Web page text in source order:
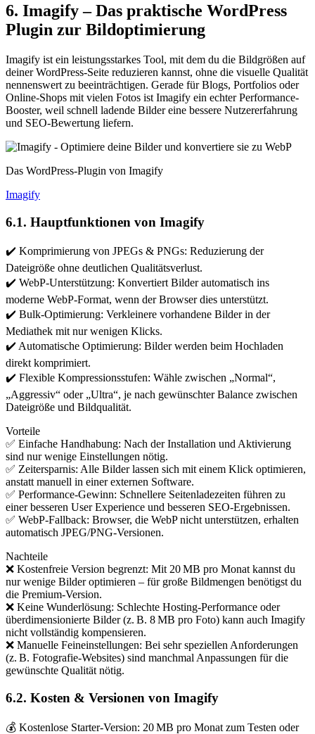
6. Imagify – Das praktische WordPress
Plugin zur Bildoptimierung
Imagify ist ein leistungsstarkes Tool, mit dem du die Bildgrößen auf
deiner WordPress-Seite reduzieren kannst, ohne die visuelle Qualität
nennenswert zu beeinträchtigen. Gerade für Blogs, Portfolios oder
Online-Shops mit vielen Fotos ist Imagify ein echter Performance-
Booster, weil schnell ladende Bilder eine bessere Nutzererfahrung
und SEO-Bewertung liefern.
Das WordPress-Plugin von Imagify
Imagify
6.1. Hauptfunktionen von Imagify
✔️ Komprimierung von JPEGs & PNGs: Reduzierung der
Dateigröße ohne deutlichen Qualitätsverlust.
✔️ WebP-Unterstützung: Konvertiert Bilder automatisch ins
moderne WebP-Format, wenn der Browser dies unterstützt.
✔️ Bulk-Optimierung: Verkleinere vorhandene Bilder in der
Mediathek mit nur wenigen Klicks.
✔️ Automatische Optimierung: Bilder werden beim Hochladen
direkt komprimiert.
✔️ Flexible Kompressionsstufen: Wähle zwischen „Normal“,
„Aggressiv“ oder „Ultra“, je nach gewünschter Balance zwischen
Dateigröße und Bildqualität.
Vorteile
✅ Einfache Handhabung: Nach der Installation und Aktivierung
sind nur wenige Einstellungen nötig.
✅ Zeitersparnis: Alle Bilder lassen sich mit einem Klick optimieren,
anstatt manuell in einer externen Software.
✅ Performance-Gewinn: Schnellere Seitenladezeiten führen zu
einer besseren User Experience und besseren SEO-Ergebnissen.
✅ WebP-Fallback: Browser, die WebP nicht unterstützen, erhalten
automatisch JPEG/PNG-Versionen.
Nachteile
❌ Kostenfreie Version begrenzt: Mit 20 MB pro Monat kannst du
nur wenige Bilder optimieren – für große Bildmengen benötigst du
die Premium-Version.
❌ Keine Wunderlösung: Schlechte Hosting-Performance oder
überdimensionierte Bilder (z. B. 8 MB pro Foto) kann auch Imagify
nicht vollständig kompensieren.
❌ Manuelle Feineinstellungen: Bei sehr speziellen Anforderungen
(z. B. Fotografie-Websites) sind manchmal Anpassungen für die
gewünschte Qualität nötig.
6.2. Kosten & Versionen von Imagify
💰 Kostenlose Starter-Version: 20 MB pro Monat zum Testen oder